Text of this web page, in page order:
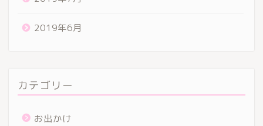
2019年6月
カテゴリー
お出かけ